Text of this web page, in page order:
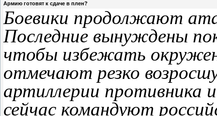
Армию готовят к сдаче в плен?
Боевики продолжают
Последние вынуждены
чтобы избежать
отмечают резко
артиллерии противника
сейчас командуют